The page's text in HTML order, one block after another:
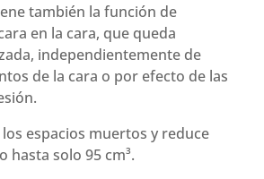
también la función de
en la cara, que queda
independientemente de
de la cara o por efecto de las
espacios muertos y reduce
hasta solo 95 cm³.